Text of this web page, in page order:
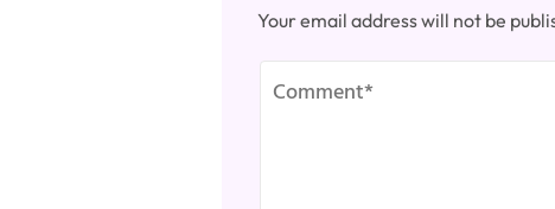
Your email address will not be